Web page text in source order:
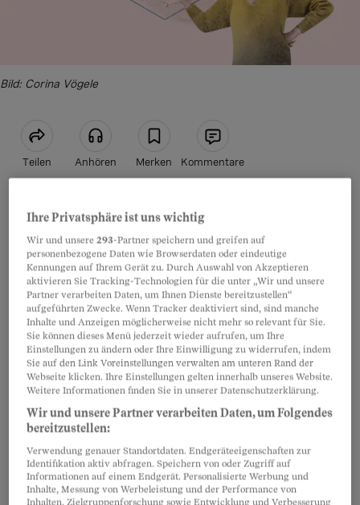
Bild: Corina Vögele
Teilen Anhören Merken Kommentare
Östrogen, Progesteron, Gestagen, als Pille, Gel,
frau sich plötzlich mit Hormonen und deren
Ersatztherapien konfrontiert. Alle paar Jahre
wird eine neue Studie publiziert, die vor
höheremKrebsrisikodurch Hormontherapien
warnt oder aber droht, dass frau ohne
Ersatzhormone eher an Osteoporose erkrankt.
Es scheint fast, als kämenFrauennicht ohne
Medizinstudium durch die Wechseljahre.
Schweissausbrüche sind da programmiert.
Partnerinhalte
Ihre Privatsphäre ist uns wichtig
Wir und unsere293-Partner speichern und greifen auf
personenbezogene Daten wie Browserdaten oder eindeutige
Kennungen auf Ihrem Gerät zu. Durch Auswahl von Akzeptieren
aktivieren Sie Tracking-Technologien für die unter „Wir und unsere
Partner verarbeiten Daten, um Ihnen Dienste bereitzustellen“
aufgeführten Zwecke. Wenn Tracker deaktiviert sind, sind manche
Inhalte und Anzeigen möglicherweise nicht mehr so relevant für Sie.
Sie können dieses Menü jederzeit wieder aufrufen, um Ihre
Einstellungen zu ändern oder Ihre Einwilligung zu widerrufen, indem
Sie auf den Link Voreinstellungen verwalten am unteren Rand der
Webseite klicken. Ihre Einstellungen gelten innerhalb unseres Website.
Weitere Informationen finden Sie in unserer Datenschutzerklärung.
Wir und unsere Partner verarbeiten Daten, um Folgendes
bereitzustellen:
Verwendung genauer Standortdaten. Endgeräteeigenschaften zur
Identifikation aktiv abfragen. Speichern von oder Zugriff auf
Informationen auf einem Endgerät. Personalisierte Werbung und
Inhalte, Messung von Werbeleistung und der Performance von
Inhalten, Zielgruppenforschung sowie Entwicklung und Verbesserung